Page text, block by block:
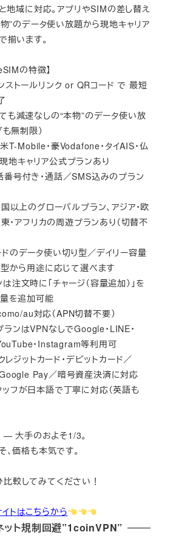
地域に対応。アプリやSIMの差し替え
”のデータ使い放題から現地キャリア
揃います。
の特徴】
ストールリンク or QRコード で 最短
も減速なしの“本物”のデータ使い放
無制限）
T-Mobile・豪Vodafone・タイAIS・仏
地キャリア公式プランあり
号付き・通話／SMS込みのプラン
以上のグローバルプラン、アジア・欧
・アフリカの周遊プランあり（切替不
のデータ使い切り型／デイリー容量
から用途に応じて選べます
注文時に「チャージ（容量追加）」を
を追加可能
au対応（APN切替不要）
ンはVPNなしでGoogle・LINE・
・Instagram等利用可
ジットカード・デビットカード／
Pay／暗号資産決済に対応
フが日本語で丁寧に対応（英語も
大手のおよそ1/3。
、価格も本気です。
較してみてください！
トはこちらから
ット規制回避”1coinVPN”